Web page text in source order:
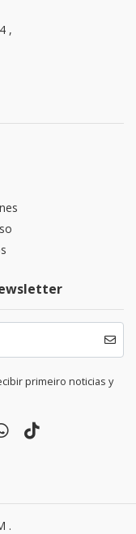
,
primeiro noticias y
.